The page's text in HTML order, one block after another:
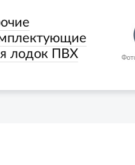
лодок ПВХ